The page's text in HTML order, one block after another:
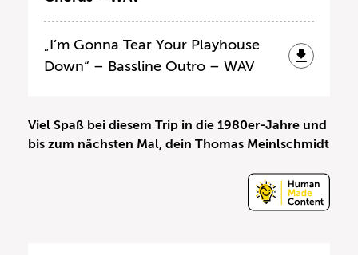
„I’m Gonna Tear Your Playhouse
Down“ – Bassline Outro – WAV
Viel Spaß bei diesem Trip in die 1980er-Jahre und
bis zum nächsten Mal, dein Thomas Meinlschmidt